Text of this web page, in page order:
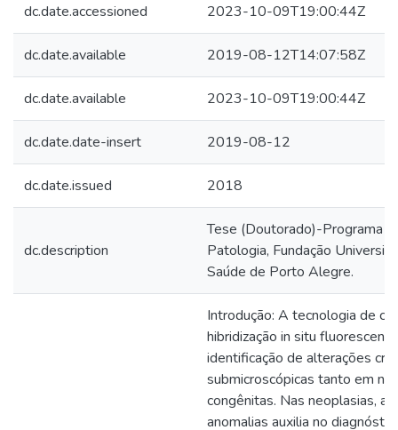
dc.date.accessioned 2023-10-09T19:00:44Z
dc.date.available 2019-08-12T14:07:58Z
dc.date.available 2023-10-09T19:00:44Z
dc.date.date-insert 2019-08-12
dc.date.issued 2018
dc.description
Tese (Doutorado)-Programa
Patologia, Fundação
Saúde de Porto Alegre.
Introdução: A tecnologia de
hibridização in situ
identificação de alterações
submicroscópicas tanto em
congênitas. Nas neoplasias, a
anomalias auxilia no